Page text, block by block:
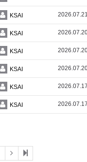
KSAI 2026.07.21
KSAI
KSAI
KSAI
KSAI 2026.07.17
KSAI 2026.07.17